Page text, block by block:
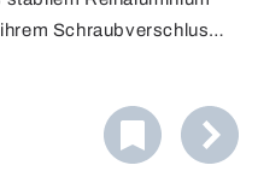
Schraubverschluss